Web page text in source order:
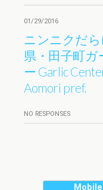
01/29/2016
ニンニクだ
県・田子町
ー Garlic
Aomori pref.
NO RESPONSES
Mobile